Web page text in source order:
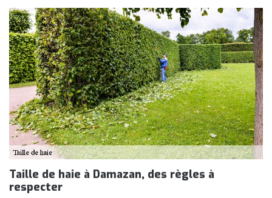
Taille de haie à Damazan, des règles à
respecter